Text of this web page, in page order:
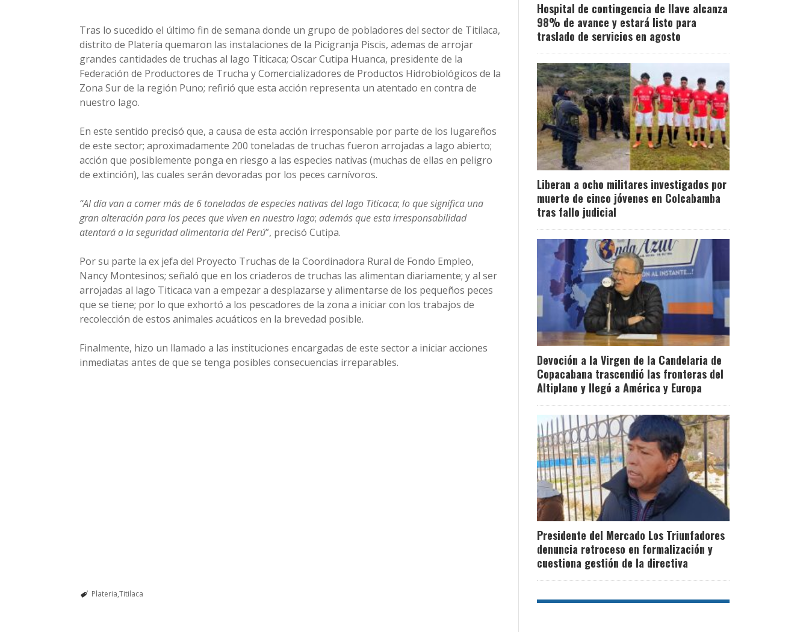
Tras lo sucedido el último fin de semana donde un grupo de pobladores del sector de Titilaca,
distrito de Platería quemaron las instalaciones de la Picigranja Piscis, ademas de arrojar
grandes cantidades de truchas al lago Titicaca; Oscar Cutipa Huanca, presidente de la
Federación de Productores de Trucha y Comercializadores de Productos Hidrobiológicos de la
Zona Sur de la región Puno; refirió que esta acción representa un atentado en contra de
nuestro lago.
En este sentido precisó que, a causa de esta acción irresponsable por parte de los lugareños
de este sector; aproximadamente 200 toneladas de truchas fueron arrojadas a lago abierto;
acción que posiblemente ponga en riesgo a las especies nativas (muchas de ellas en peligro
de extinción), las cuales serán devoradas por los peces carnívoros.
“Al día van a comer más de 6 toneladas de especies nativas del lago Titicaca; lo que significa una
gran alteración para los peces que viven en nuestro lago; además que esta irresponsabilidad
atentará a la seguridad alimentaria del Perú”, precisó Cutipa.
Por su parte la ex jefa del Proyecto Truchas de la Coordinadora Rural de Fondo Empleo,
Nancy Montesinos; señaló que en los criaderos de truchas las alimentan diariamente; y al ser
arrojadas al lago Titicaca van a empezar a desplazarse y alimentarse de los pequeños peces
que se tiene; por lo que exhortó a los pescadores de la zona a iniciar con los trabajos de
recolección de estos animales acuáticos en la brevedad posible.
Finalmente, hizo un llamado a las instituciones encargadas de este sector a iniciar acciones
inmediatas antes de que se tenga posibles consecuencias irreparables.
Plateria Titilaca
Hospital de contingencia de Ilave alcanza
98% de avance y estará listo para
traslado de servicios en agosto
Liberan a ocho militares investigados por
muerte de cinco jóvenes en Colcabamba
tras fallo judicial
Devoción a la Virgen de la Candelaria de
Copacabana trascendió las fronteras del
Altiplano y llegó a América y Europa
Presidente del Mercado Los Triunfadores
denuncia retroceso en formalización y
cuestiona gestión de la directiva